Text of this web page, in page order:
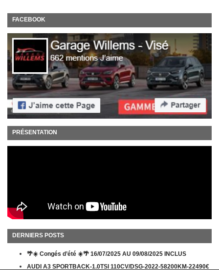
FACEBOOK
PRÉSENTATION
DERNIERS POSTS
🌴☀️ Congés d’été ☀️🌴 16/07/2025 AU 09/08/2025 INCLUS
AUDI A3 SPORTBACK-1.0TSI 110CV/DSG-2022-58200KM-22490€